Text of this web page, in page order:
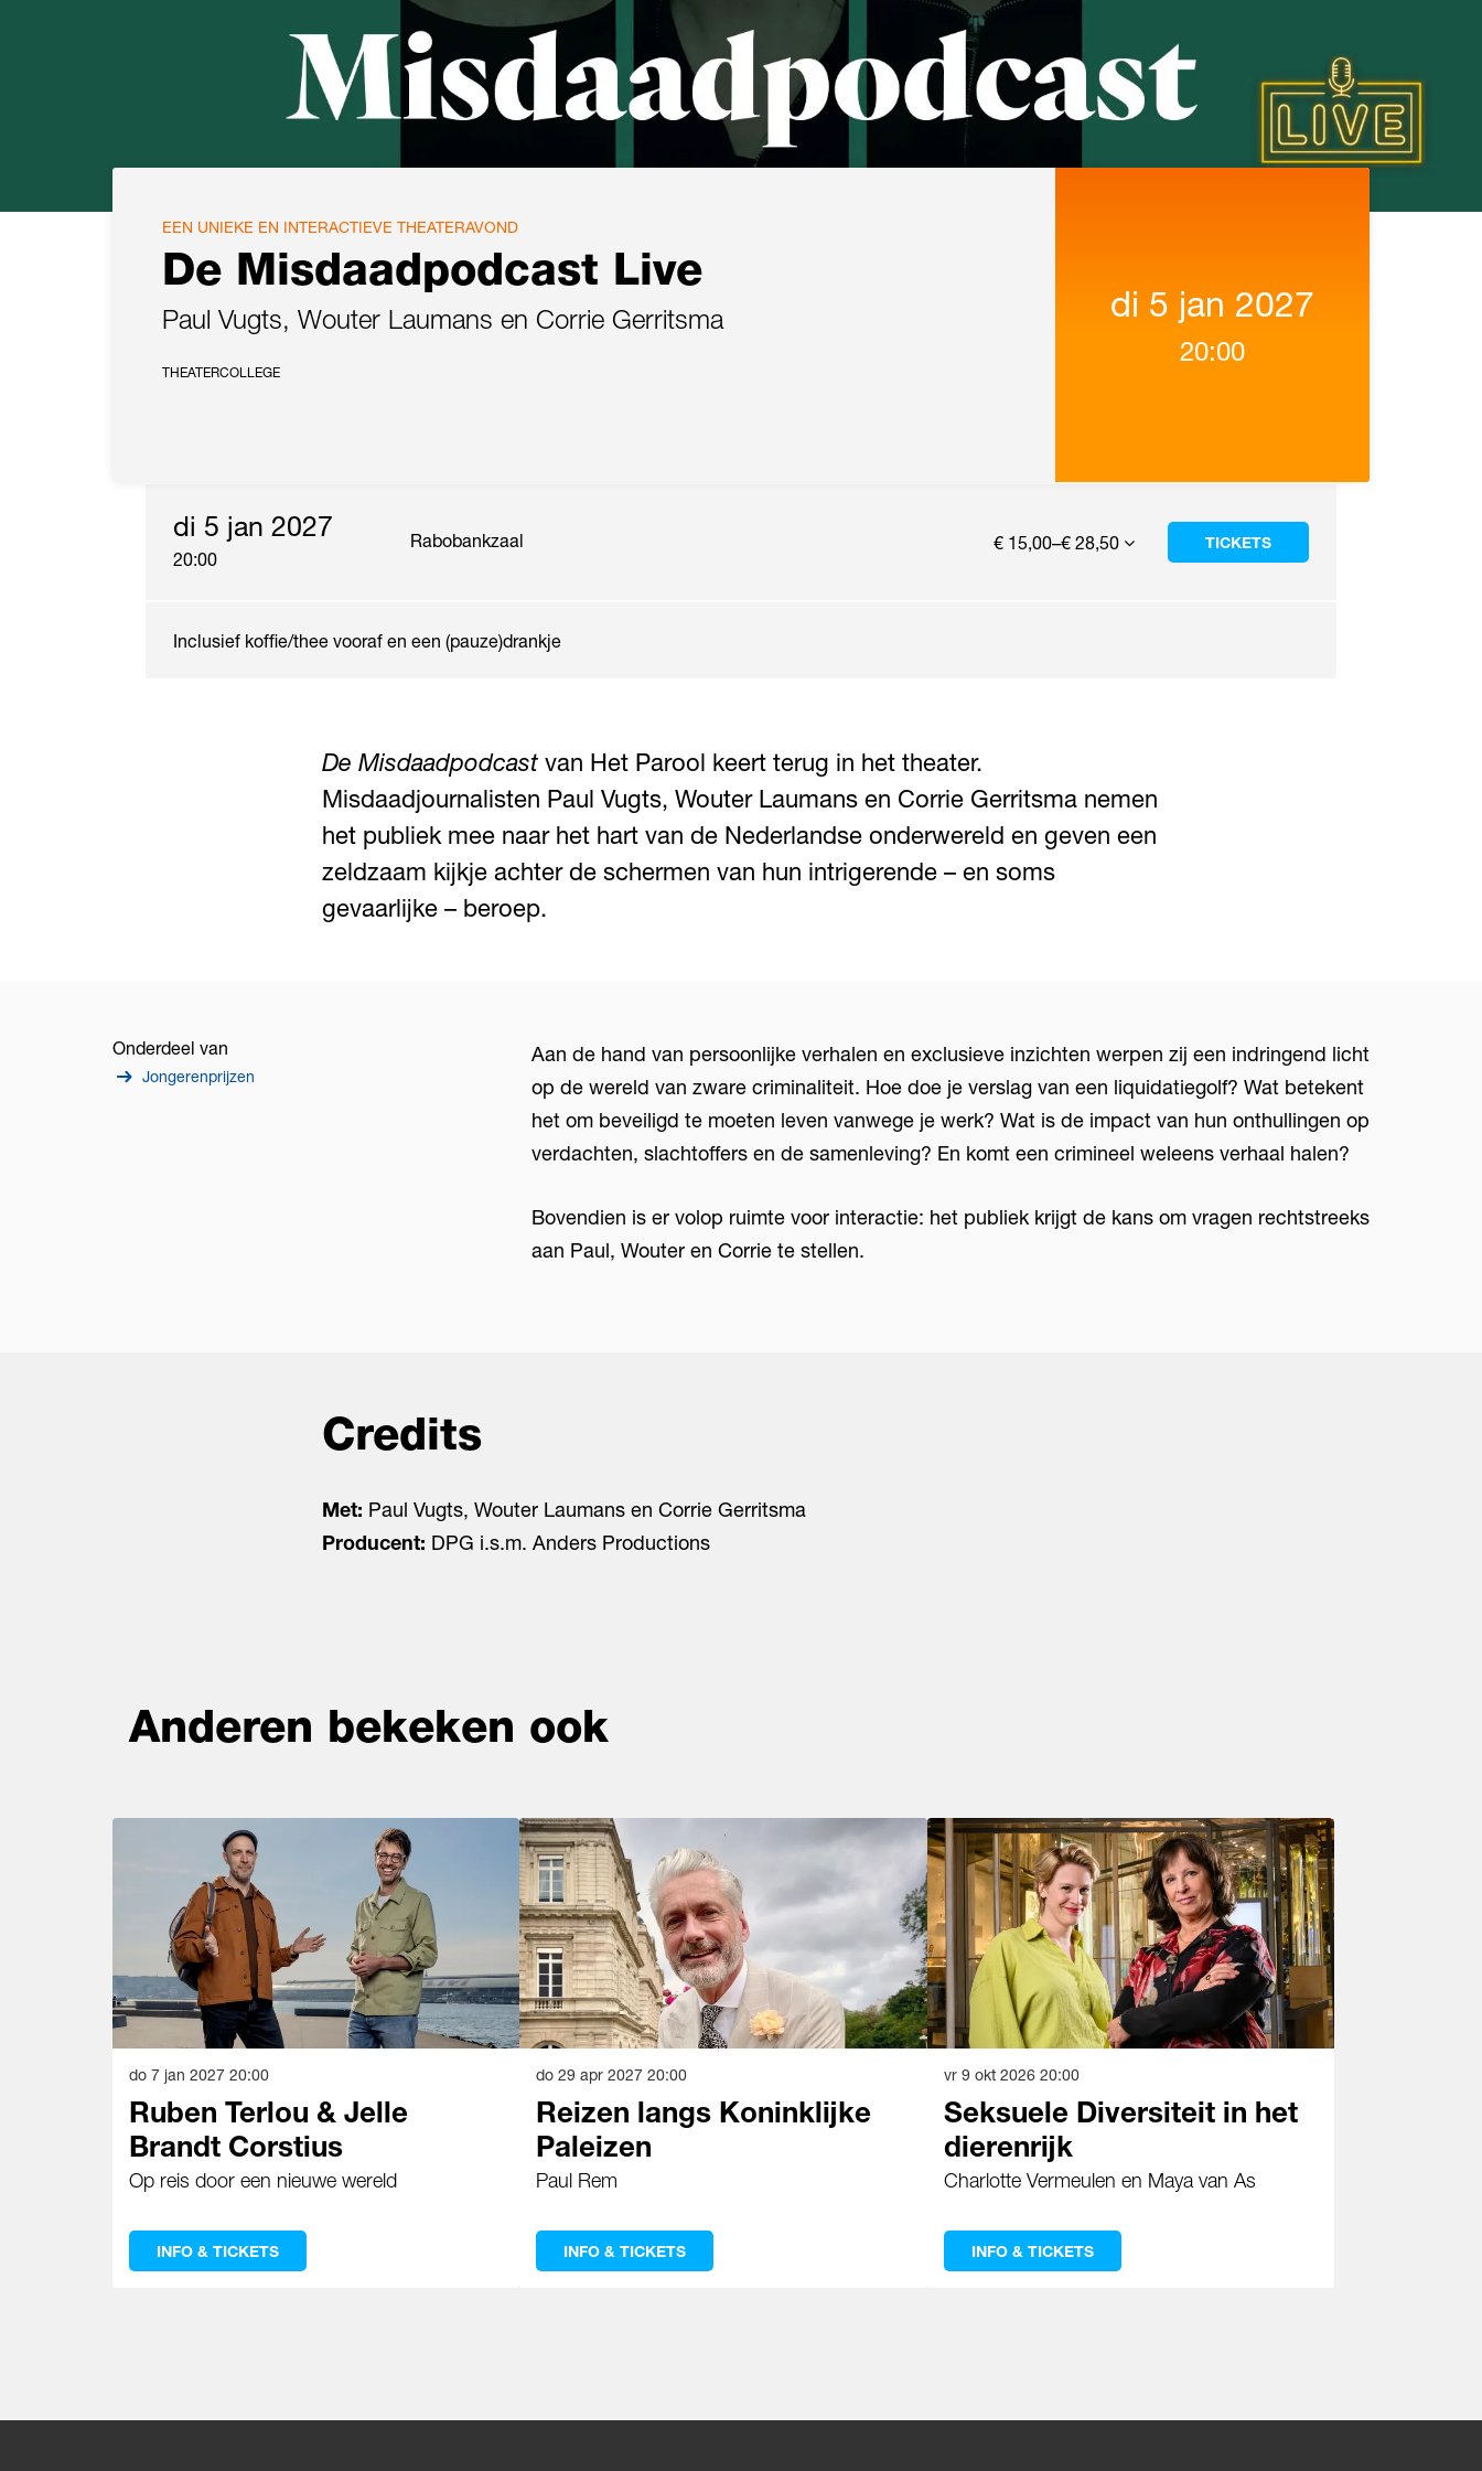
De Misdaadpodcast Live
Paul Vugts, Wouter Laumans en Corrie Gerritsma
EEN UNIEKE EN INTERACTIEVE THEATERAVOND
THEATERCOLLEGE
di 5 jan 2027
20:00
di 5 jan 2027
20:00
Rabobankzaal € 15,00–€ 28,50 TICKETS
Inclusief koffie/thee vooraf en een (pauze)drankje
De Misdaadpodcast van Het Parool keert terug in het theater.
Misdaadjournalisten Paul Vugts, Wouter Laumans en Corrie Gerritsma nemen
het publiek mee naar het hart van de Nederlandse onderwereld en geven een
zeldzaam kijkje achter de schermen van hun intrigerende – en soms
gevaarlijke – beroep.
Aan de hand van persoonlijke verhalen en exclusieve inzichten werpen zij een indringend licht
op de wereld van zware criminaliteit. Hoe doe je verslag van een liquidatiegolf? Wat betekent
het om beveiligd te moeten leven vanwege je werk? Wat is de impact van hun onthullingen op
verdachten, slachtoffers en de samenleving? En komt een crimineel weleens verhaal halen?
Bovendien is er volop ruimte voor interactie: het publiek krijgt de kans om vragen rechtstreeks
aan Paul, Wouter en Corrie te stellen.
Onderdeel van
Jongerenprijzen
Credits
Met: Paul Vugts, Wouter Laumans en Corrie Gerritsma
Producent: DPG i.s.m. Anders Productions
Anderen bekeken ook
Ruben Terlou & Jelle
Brandt Corstius
Op reis door een nieuwe wereld
do 7 jan 2027 20:00
INFO & TICKETS
Reizen langs Koninklijke
Paleizen
Paul Rem
do 29 apr 202720:00
INFO & TICKETS
Seksuele Diversiteit in het
dierenrijk
Charlotte Vermeulen en Maya van As
vr 9 okt 2026 20:00
INFO & TICKETS